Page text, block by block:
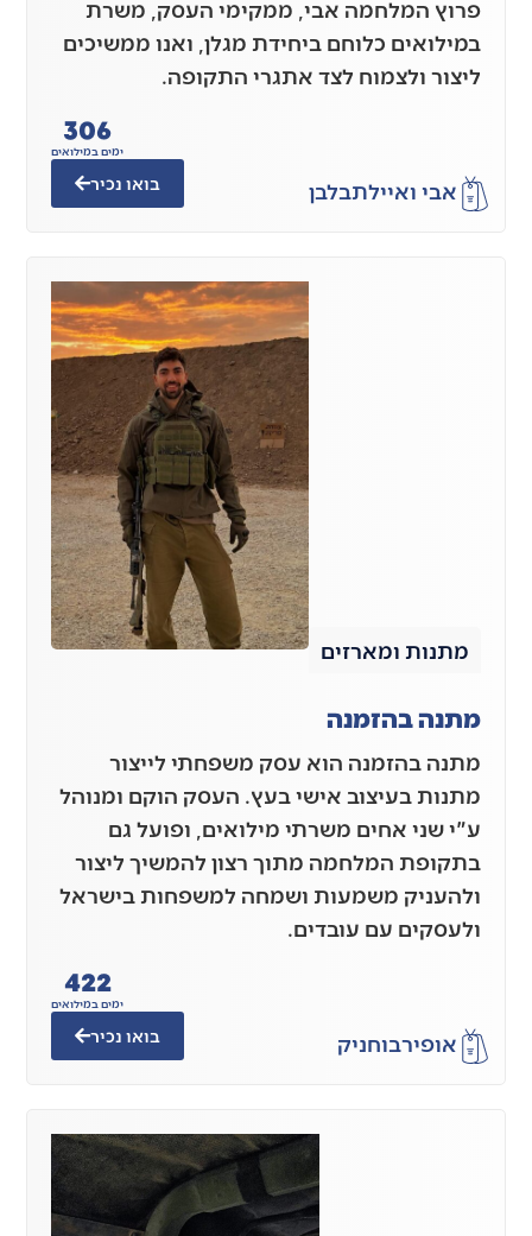
פרוץ המלחמה אבי, ממקימי העסק, משרת
במילואים כלוחם ביחידת מגלן, ואנו ממשיכים
ליצור ולצמוח לצד אתגרי התקופה.
אבי ואיילתבלבן
ימים במילואים
306
בואו נכיר
מתנות ומארזים
מתנה בהזמנה
מתנה בהזמנה הוא עסק משפחתי לייצור
מתנות בעיצוב אישי בעץ. העסק הוקם ומנוהל
ע"י שני אחים משרתי מילואים, ופועל גם
בתקופת המלחמה מתוך רצון להמשיך ליצור
ולהעניק משמעות ושמחה למשפחות בישראל
ולעסקים עם עובדים.
אופירבוחניק
ימים במילואים
422
בואו נכיר